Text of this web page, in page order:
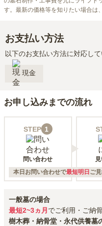
す。最新の価格等を知りたい場合は
お支払い方法
以下のお支払い方法に対応して
現金
お申し込みまでの流れ
STEP 1
問い合わせ
本日お問い合わせで最短明日 ご見
一般墓の場合
最短2~3ヵ月 でご利用・ご納
樹木葬・納骨堂・永代供養墓